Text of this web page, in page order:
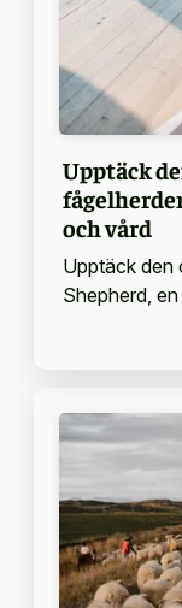
Upptäck
och vård
Upptäck den
Shepherd,